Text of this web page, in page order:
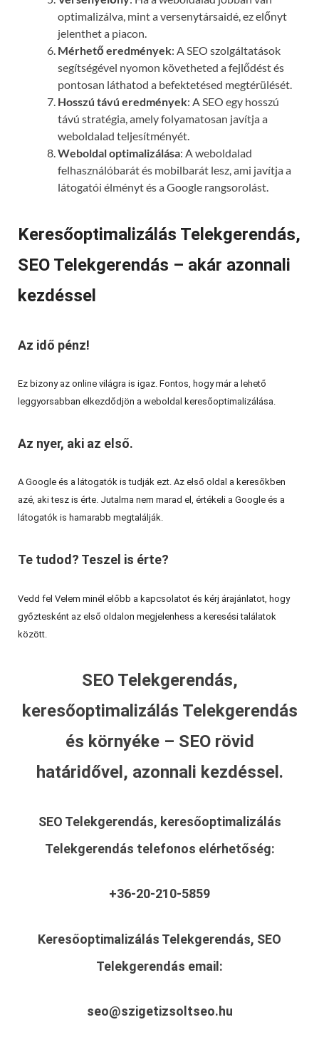
optimalizálva, mint a versenytársaidé, ez előnyt
jelenthet a piacon.
Mérhető eredmények: A SEO szolgáltatások
segítségével nyomon követheted a fejlődést és
pontosan láthatod a befektetésed megtérülését.
Hosszú távú eredmények: A SEO egy hosszú
távú stratégia, amely folyamatosan javítja a
weboldalad teljesítményét.
Weboldal optimalizálása: A weboldalad
felhasználóbarát és mobilbarát lesz, ami javítja a
látogatói élményt és a Google rangsorolást.
Keresőoptimalizálás Telekgerendás,
SEO Telekgerendás – akár azonnali
kezdéssel
Az idő pénz!
Ez bizony az online világra is igaz. Fontos, hogy már a lehető
leggyorsabban elkezdődjön a weboldal keresőoptimalizálása.
Az nyer, aki az első.
A Google és a látogatók is tudják ezt. Az első oldal a keresőkben
azé, aki tesz is érte. Jutalma nem marad el, értékeli a Google és a
látogatók is hamarabb megtalálják.
Te tudod? Teszel is érte?
Vedd fel Velem minél előbb a kapcsolatot és kérj árajánlatot, hogy
győztesként az első oldalon megjelenhess a keresési találatok
között.
SEO Telekgerendás,
keresőoptimalizálás Telekgerendás
és környéke – SEO rövid
határidővel, azonnali kezdéssel.
SEO Telekgerendás, keresőoptimalizálás
Telekgerendás telefonos elérhetőség:
+36-20-210-5859
Keresőoptimalizálás Telekgerendás, SEO
Telekgerendás email:
seo@szigetizsoltseo.hu